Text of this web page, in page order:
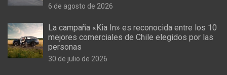
6 de agosto de 2026
La campaña «Kia In» es reconocida entre los 10
mejores comerciales de Chile elegidos por las
personas
30 de julio de 2026